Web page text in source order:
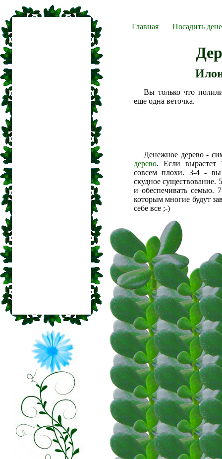
Главная Посадить
Вы только что
еще одна веточка.
Денежное дерево -
дерево. Если вырастет
совсем плохи. 3-4 - вы
скудное существование.
и обеспечивать семью.
которым многие будут
себе все ;-)